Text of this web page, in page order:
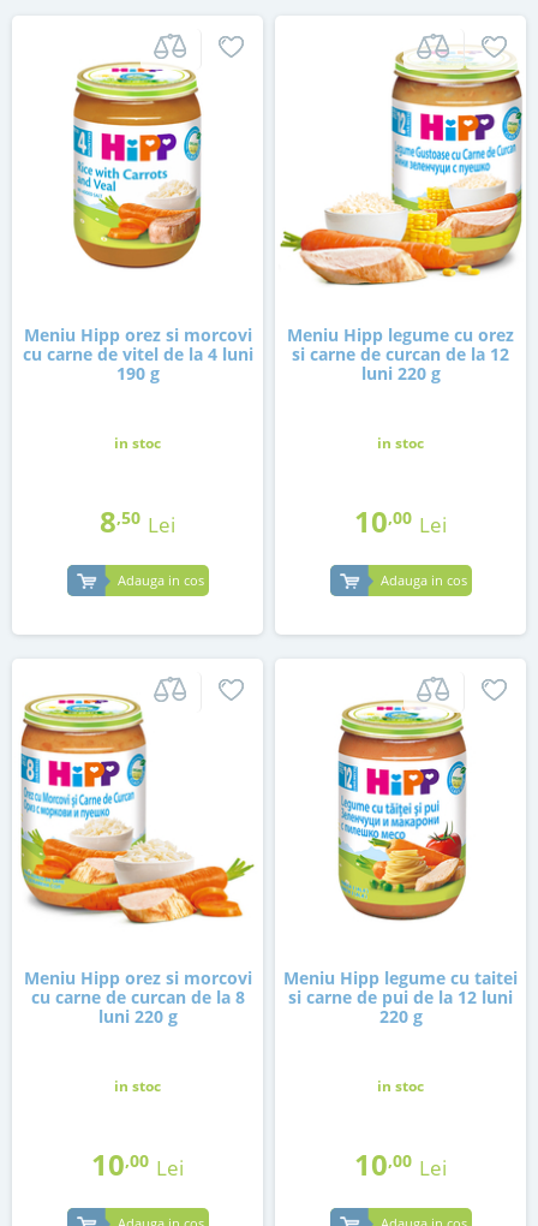
Meniu Hipp orez si morcovi
cu carne de vitel de la 4 luni
190 g
in stoc
8,50 Lei
Adauga in cos
Meniu Hipp legume cu orez
si carne de curcan de la 12
luni 220 g
in stoc
10,00 Lei
Adauga in cos
Meniu Hipp orez si morcovi
cu carne de curcan de la 8
luni 220 g
in stoc
10,00 Lei
Meniu Hipp legume cu taitei
si carne de pui de la 12 luni
220 g
in stoc
10,00 Lei